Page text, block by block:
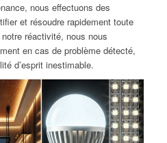
nous effectuons des
et résoudre rapidement toute
réactivité, nous nous
en cas de problème détecté,
d’esprit inestimable.